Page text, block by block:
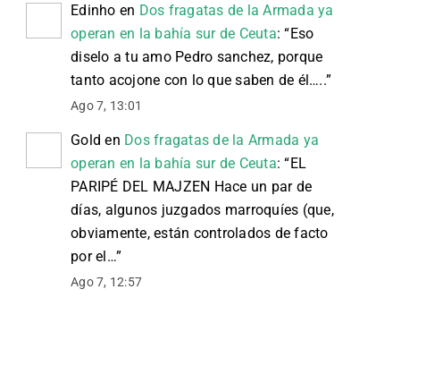
Edinho en Dos fragatas de la Armada ya
operan en la bahía sur de Ceuta: “Eso
diselo a tu amo Pedro sanchez, porque
tanto acojone con lo que saben de él…..”
Ago 7, 13:01
Gold en Dos fragatas de la Armada ya
operan en la bahía sur de Ceuta: “EL
PARIPÉ DEL MAJZEN Hace un par de
días, algunos juzgados marroquíes (que,
obviamente, están controlados de facto
por el…”
Ago 7, 12:57